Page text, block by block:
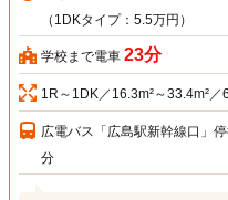
（1DKタイプ：5.5万円）
学校まで電車 23分
1R～1DK／16.3m²～33.4m²／
広電バス「広島駅新幹線口」
分